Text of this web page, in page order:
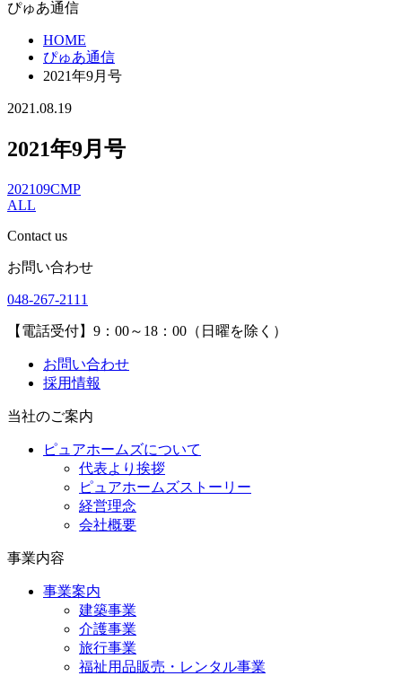
ぴゅあ通信
HOME
ぴゅあ通信
2021年9月号
2021.08.19
2021年9月号
202109CMP
ALL
Contact us
お問い合わせ
048-267-2111
【電話受付】9：00～18：00（日曜を除く）
お問い合わせ
採用情報
当社のご案内
ピュアホームズについて
代表より挨拶
ピュアホームズストーリー
経営理念
会社概要
事業内容
事業案内
建築事業
介護事業
旅行事業
福祉用品販売・レンタル事業